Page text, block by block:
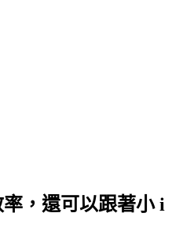
，還可以跟著小 i